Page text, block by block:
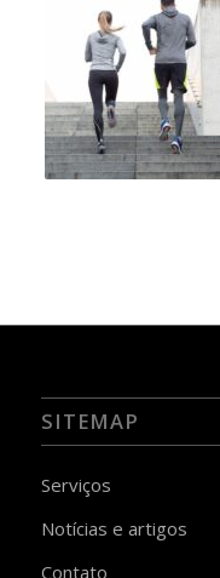
SITEMAP
Serviços
Notícias e artigos
Contato